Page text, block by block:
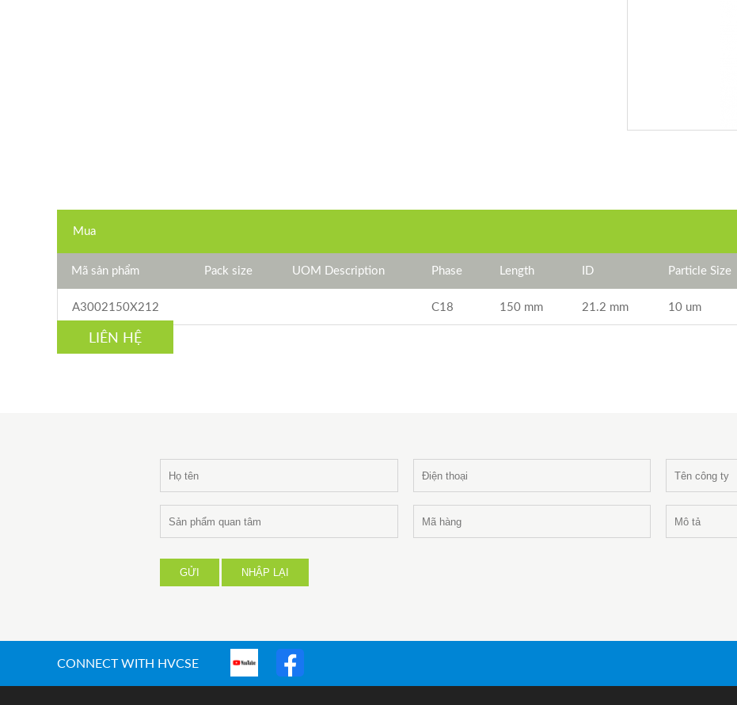
Mua
Mã sản phẩm Pack size UOM Description Phase Length ID Particle Size
A3002150X212 C18 150 mm 21.2 mm 10 um
LIÊN HỆ
GỬI NHẬP LẠI
CONNECT WITH HVCSE